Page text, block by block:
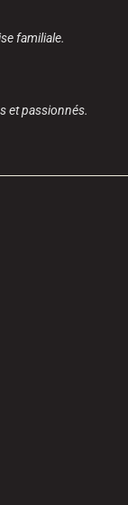
familiale.
et passionnés.